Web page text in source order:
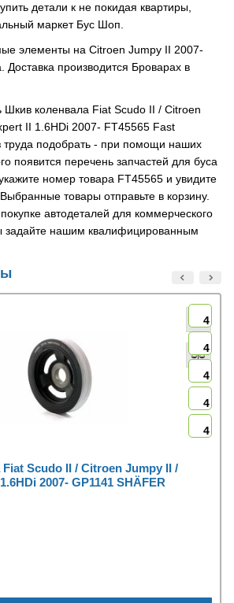
детали к не покидая квартиры,
маркет Бус Шоп.
элементы на Citroen Jumpy II 2007-
производится Броварах в
Шкив коленвала Fiat Scudo II / Citroen
II 1.6HDi 2007- FT45565 Fast
труда подобрать - при помощи наших
появится перечень запчастей для буса
номер товара FT45565 и увидите
товары отправьте в корзину.
автодеталей для коммерческого
задайте нашим квалифицированным
4
4
4
4
4
Scudo II / Citroen Jumpy II /
2007- GP1141 SHÄFER